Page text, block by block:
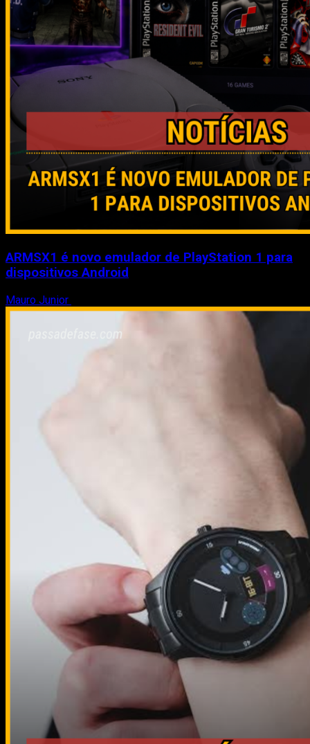
ARMSX1 é novo emulador de PlayStation 1 para
dispositivos Android
Mauro Junior